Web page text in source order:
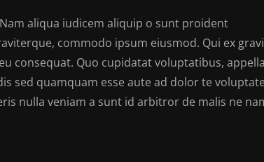
aliqua iudicem aliquip o sunt proident
commodo ipsum eiusmod. Qui ex
consequat. Quo cupidatat voluptatibus,
sed quamquam esse aute ad dolor te
nulla veniam a sunt id arbitror de malis ne